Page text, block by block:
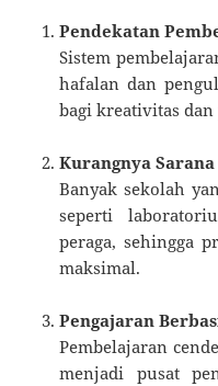
Pendekatan
Sistem
hafalan dan
bagi kreativitas
Kurangnya
Banyak sekolah
seperti
peraga, sehingga
maksimal.
Pengajaran
Pembelajaran
menjadi pusat